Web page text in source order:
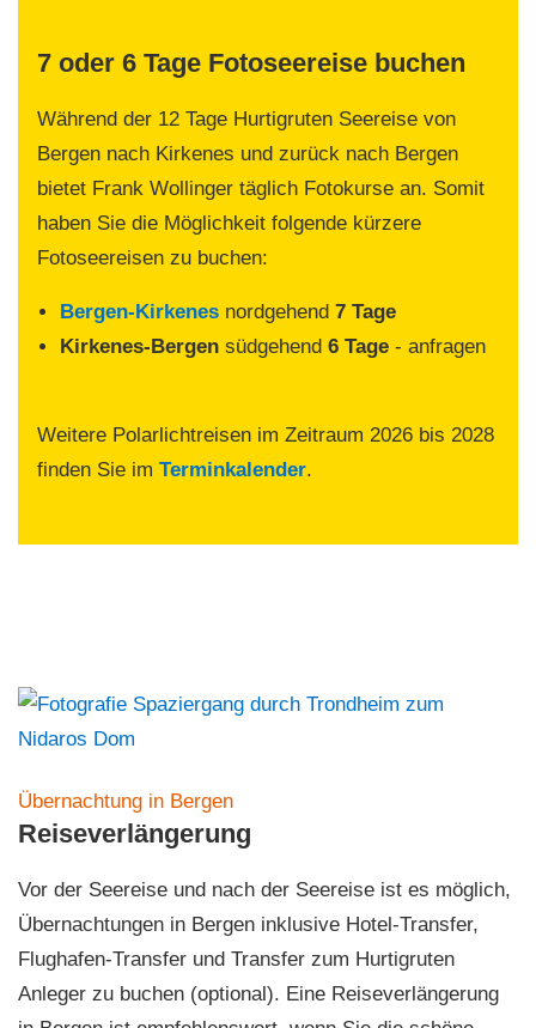
7 oder 6 Tage Fotoseereise buchen
Während der 12 Tage Hurtigruten Seereise von
Bergen nach Kirkenes und zurück nach Bergen
bietet Frank Wollinger täglich Fotokurse an. Somit
haben Sie die Möglichkeit folgende kürzere
Fotoseereisen zu buchen:
Bergen-Kirkenes nordgehend 7 Tage
Kirkenes-Bergen südgehend 6 Tage - anfragen
Weitere Polarlichtreisen im Zeitraum 2026 bis 2028
finden Sie im Terminkalender.
Übernachtung in Bergen
Reiseverlängerung
Vor der Seereise und nach der Seereise ist es möglich,
Übernachtungen in Bergen inklusive Hotel-Transfer,
Flughafen-Transfer und Transfer zum Hurtigruten
Anleger zu buchen (optional). Eine Reiseverlängerung